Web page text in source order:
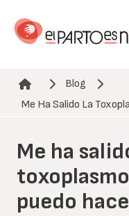
contenido
Ruta de navegación
Blog
Me Ha Salido La
Me ha
puedo